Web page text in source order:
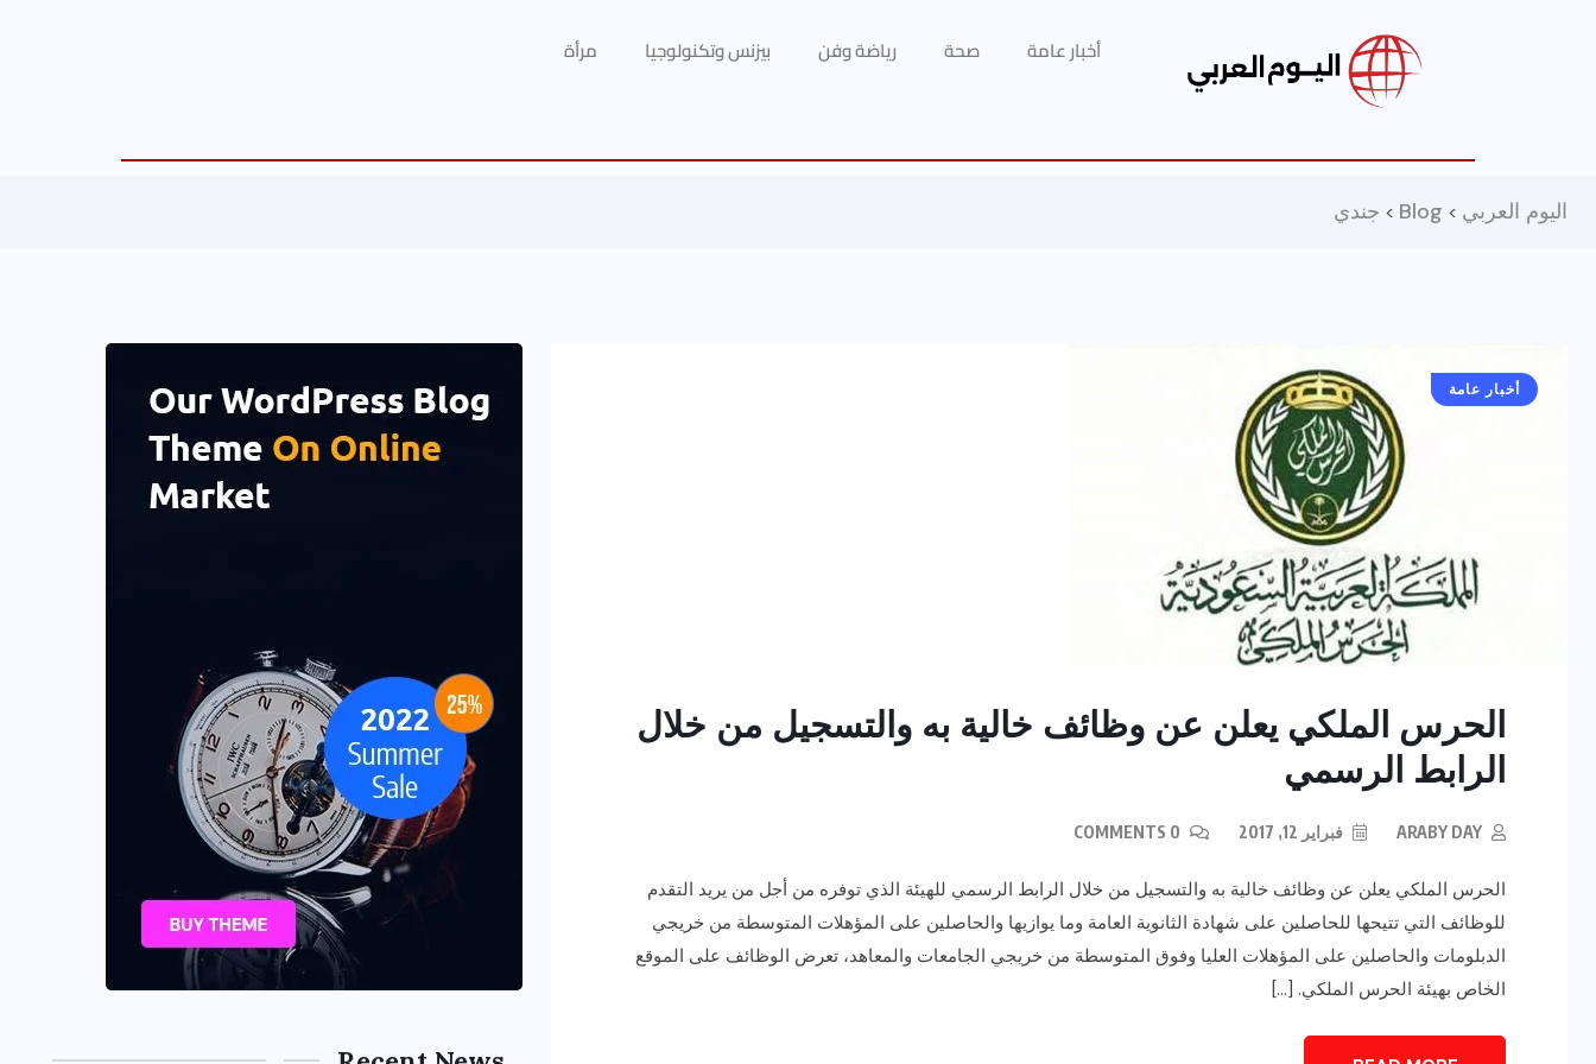
أخبار عامة صحة رياضة وفن بيزنس وتكنولوجيا مرأة
اليوم العربي >
Blog
> جندي
أخبار عامة
الحرس الملكي يعلن عن وظائف خالية به والتسجيل من خلال
الرابط الرسمي
ARABY DAY فبراير 12, 2017
الحرس الملكي يعلن عن وظائف خالية به والتسجيل من خلال الرابط الرسمي للهيئة الذي توفره من أجل من يريد التقدم
للوظائف التي تتيحها للحاصلين على شهادة الثانوية العامة وما يوازيها والحاصلين على المؤهلات المتوسطة من خريجي
الدبلومات والحاصلين على المؤهلات العليا وفوق المتوسطة من خريجي الجامعات والمعاهد، تعرض الوظائف على الموقع
الخاص بهيئة الحرس الملكي. […]